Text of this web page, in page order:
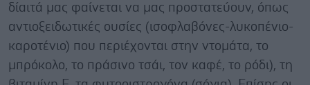
δίαιτά μας φαίνεται να μας προστατεύουν, όπως
αντιοξειδωτικές ουσίες (ισοφλαβόνες-λυκοπένιο-
καροτένιο) που περιέχονται στην ντομάτα, το
μπρόκολο, το πράσινο τσάι, τον καφέ, το ρόδι), τη